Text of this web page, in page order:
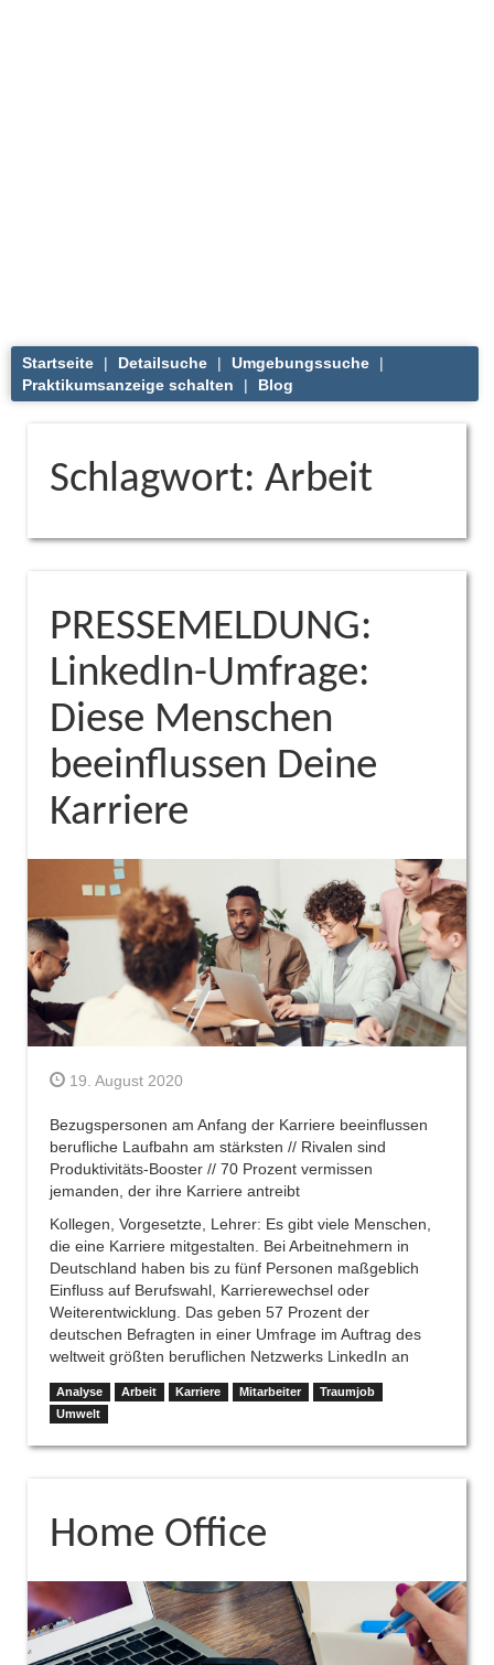
Startseite | Detailsuche | Umgebungssuche
|
Praktikumsanzeige schalten
| Blog
Schlagwort: Arbeit
PRESSEMELDUNG:
LinkedIn-Umfrage:
Diese Menschen
beeinflussen Deine
Karriere
19. August 2020
Bezugspersonen am Anfang der Karriere beeinflussen
berufliche Laufbahn am stärksten // Rivalen sind
Produktivitäts-Booster // 70 Prozent vermissen
jemanden, der ihre Karriere antreibt
Kollegen, Vorgesetzte, Lehrer: Es gibt viele Menschen,
die eine Karriere mitgestalten. Bei Arbeitnehmern in
Deutschland haben bis zu fünf Personen maßgeblich
Einfluss auf Berufswahl, Karrierewechsel oder
Weiterentwicklung. Das geben 57 Prozent der
deutschen Befragten in einer Umfrage im Auftrag des
weltweit größten beruflichen Netzwerks LinkedIn an
Analyse Arbeit Karriere Mitarbeiter
Traumjob
Umwelt
Home Office